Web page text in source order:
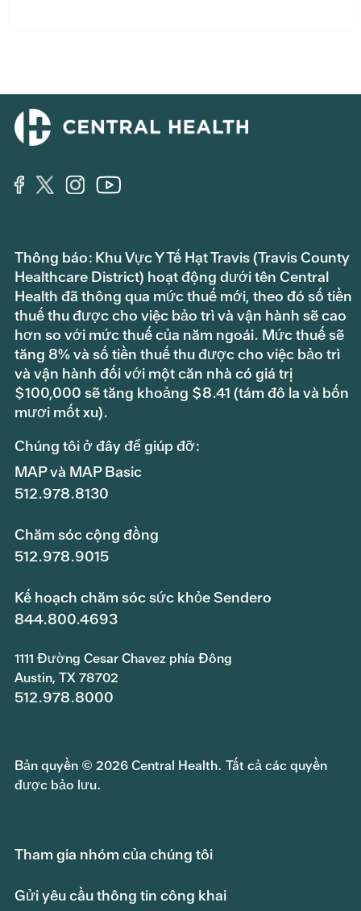
Thông báo: Khu Vực Y Tế Hạt Travis (Travis County
Healthcare District) hoạt động dưới tên Central
Health đã thông qua mức thuế mới, theo đó số tiền
thuế thu được cho việc bảo trì và vận hành sẽ cao
hơn so với mức thuế của năm ngoái. Mức thuế sẽ
tăng 8% và số tiền thuế thu được cho việc bảo trì
và vận hành đối với một căn nhà có giá trị
$100,000 sẽ tăng khoảng $8.41 (tám đô la và bốn
mươi mốt xu).
Chúng tôi ở đây để giúp đỡ:
MAP và MAP Basic
512.978.8130
Chăm sóc cộng đồng
512.978.9015
Kế hoạch chăm sóc sức khỏe Sendero
844.800.4693
1111 Đường Cesar Chavez phía Đông
Austin, TX 78702
512.978.8000
Bản quyền © 2026 Central Health. Tất cả các quyền
được bảo lưu.
Tham gia nhóm của chúng tôi
Gửi yêu cầu thông tin công khai